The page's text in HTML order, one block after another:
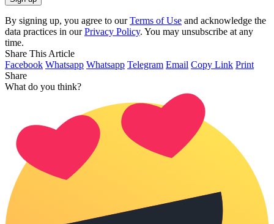
By signing up, you agree to ourTerms of Use and acknowledge the
data practices in ourPrivacy Policy. You may unsubscribe at any
time.
Share This Article
Facebook Whatsapp Whatsapp Telegram Email Copy Link Print
Share
What do you think?